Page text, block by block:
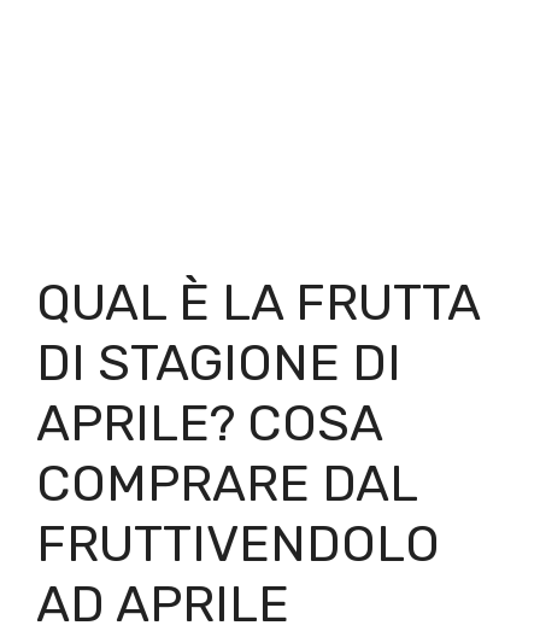
QUAL È LA FRUTTA
DI STAGIONE DI
APRILE? COSA
COMPRARE DAL
FRUTTIVENDOLO
AD APRILE